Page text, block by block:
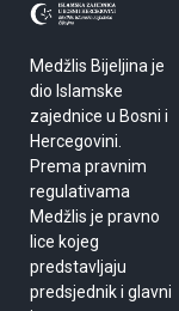
Medžlis Bijeljina je
dio Islamske
zajednice u Bosni i
Hercegovini.
Prema pravnim
regulativama
Medžlis je pravno
lice kojeg
predstavljaju
predsjednik i glavni